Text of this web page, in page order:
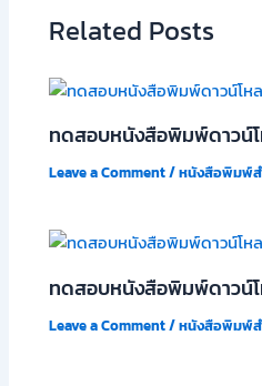
Related Posts
ทดสอบหนังสือพิมพ์ดาวน์
Leave a Comment/หนังสือพิมพ์ส
ทดสอบหนังสือพิมพ์ดาวน์
Leave a Comment/หนังสือพิมพ์ส